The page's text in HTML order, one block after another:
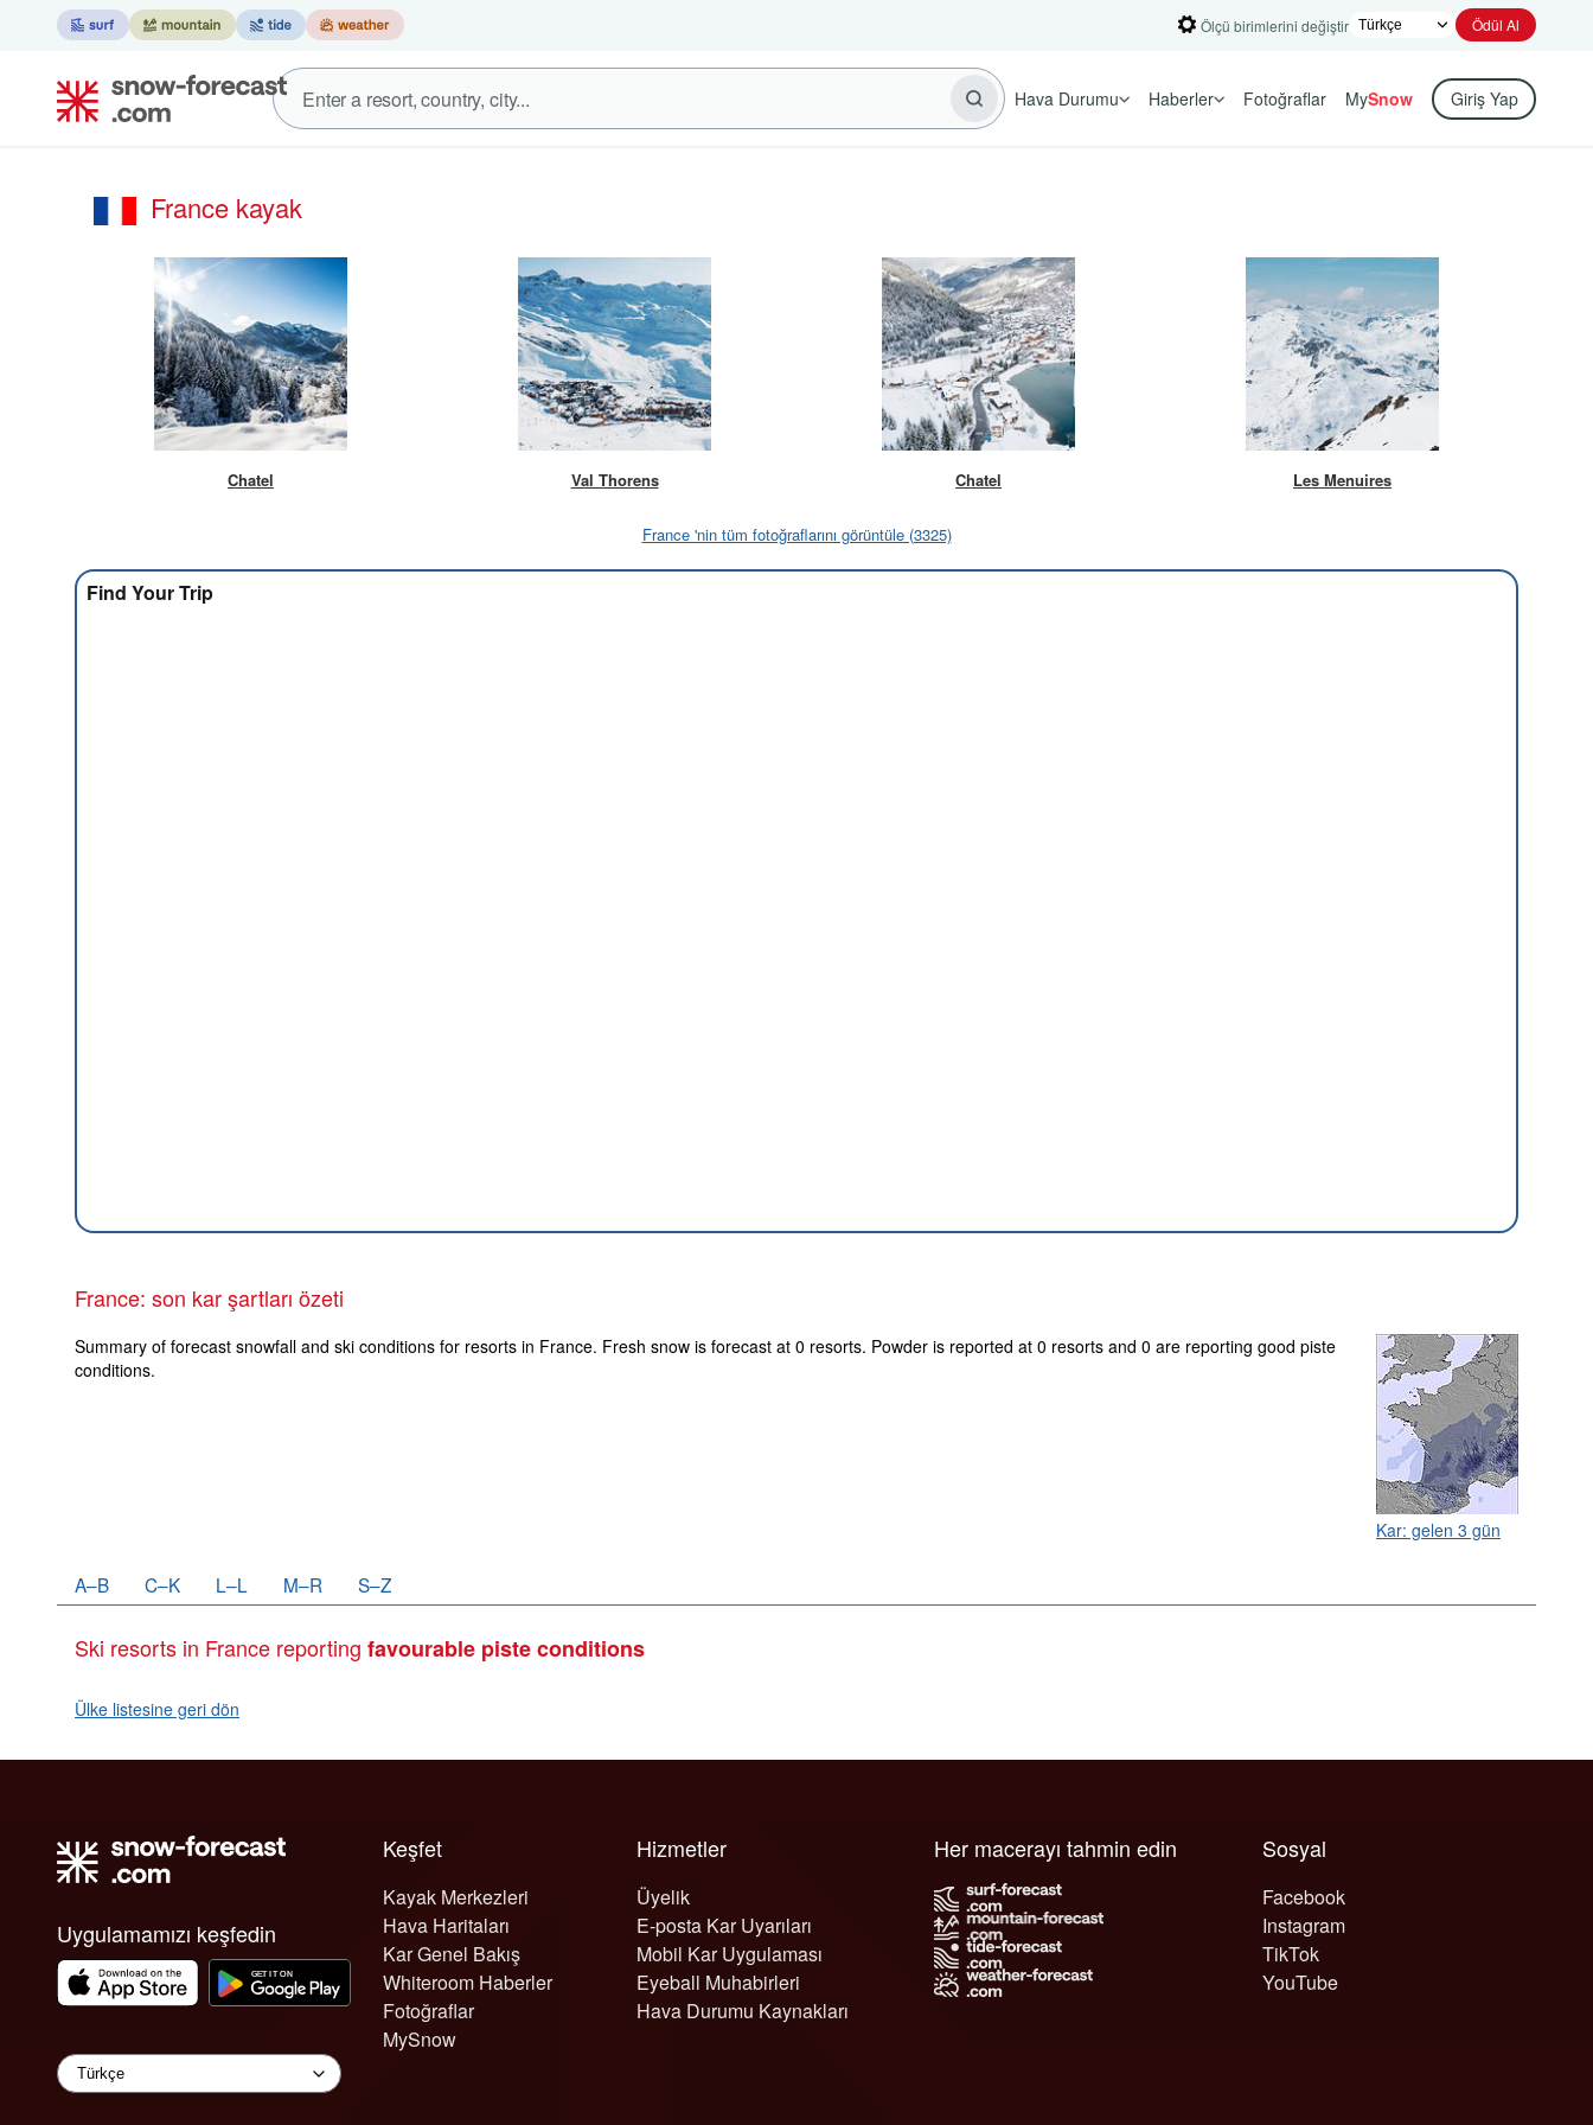
Ölçü birimlerini değiştir Ödül Al
Hava Durumu Haberler Fotoğraflar MySnow Giriş Yap
France kayak
Chatel Val Thorens Chatel Les Menuires
France 'nin tüm fotoğraflarını görüntüle (3325)
Find Your Trip
France: son kar şartları özeti
Kar: gelen 3 gün
Summary of forecast snowfall and ski conditions for resorts in France. Fresh snow is forecast at 0 resorts. Powder is reported at 0 resorts and 0 are reporting good piste
conditions.
A–B C–K L–L M–R S–Z
Ski resorts in France reporting favourable piste conditions
Ülke listesine geri dön
Uygulamamızı keşfedin
Keşfet
Kayak Merkezleri
Hava Haritaları
Kar Genel Bakış
Whiteroom Haberler
Fotoğraflar
MySnow
Hizmetler
Üyelik
E-posta Kar Uyarıları
Mobil Kar Uygulaması
Eyeball Muhabirleri
Hava Durumu Kaynakları
Sosyal
Facebook
Instagram
TikTok
YouTube
Her macerayı tahmin edin